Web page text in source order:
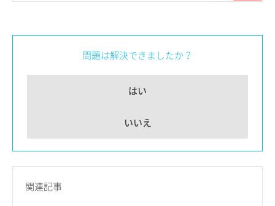
問題は解決できましたか？
はい
いいえ
関連記事